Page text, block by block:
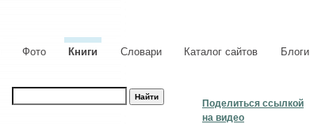
Фото Книги Словари Каталог сайтов Блоги
Поделиться ссылкой
на видео